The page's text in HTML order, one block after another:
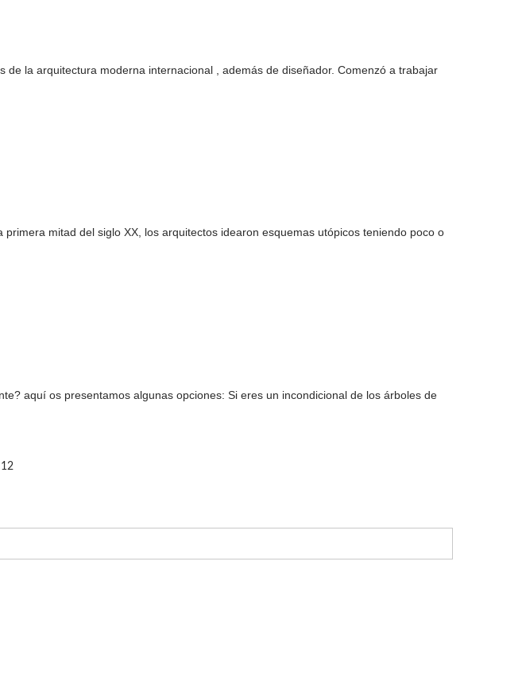
la arquitectura moderna internacional , además de diseñador. Comenzó a trabajar
mitad del siglo XX, los arquitectos idearon esquemas utópicos teniendo poco o
aquí os presentamos algunas opciones: Si eres un incondicional de los árboles de
12